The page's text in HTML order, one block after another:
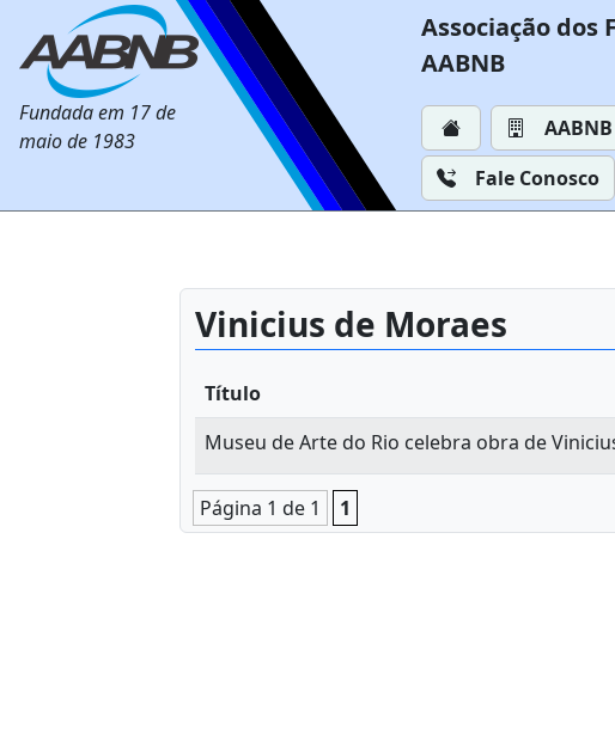
Fundada em 17 de
maio de 1983
Associação dos
AABNB
AABNB
Fale Conosco
Vinicius de Moraes
Título
Museu de Arte do Rio celebra obra de
Página 1 de 1 1